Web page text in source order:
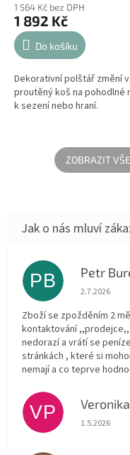
1 564 Kč bez DPH
1 892 Kč
Do košíku
Dekorativní polštář změní
proutěný koš na pohodlné
k sezení nebo hraní.
ZOBRAZIT
PB Petr
Hodnocení
2.7.2026
Zboží se zpožděním 2
kontaktování
nedorazí a vrátí se
stránkách , které si
nemají a co teprve
VP Hodnocení
1.5.2026